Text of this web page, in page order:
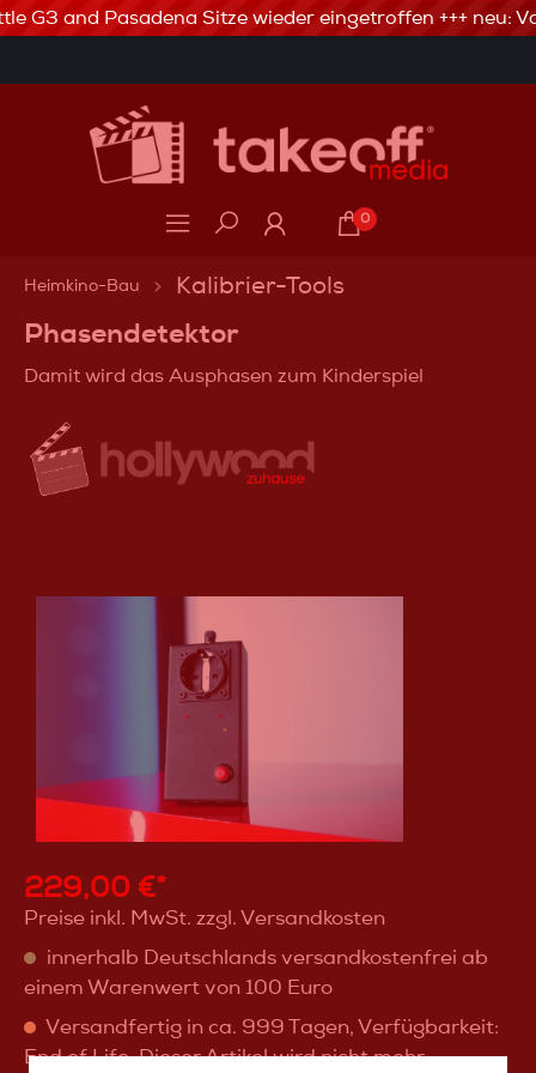
3% Skonto bei Vorkasse via Banküberweisung
G3 and Pasadena Sitze wieder eingetroffen +++ neu:
0
Heimkino-Bau Kalibrier-Tools
Phasendetektor
Damit wird das Ausphasen zum Kinderspiel
229,00 €*
Preise inkl. MwSt. zzgl. Versandkosten
innerhalb Deutschlands versandkostenfrei ab
einem Warenwert von 100 Euro
Versandfertig in ca. 999 Tagen, Verfügbarkeit:
End of Life. Dieser Artikel wird nicht mehr